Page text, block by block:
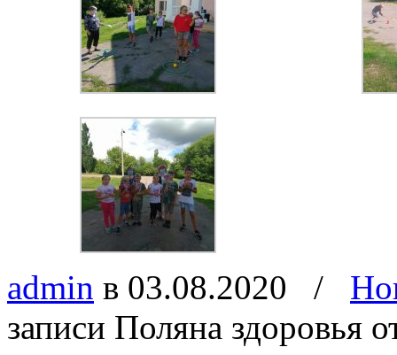
admin в 03.08.2020 /
записи Поляна здоровья